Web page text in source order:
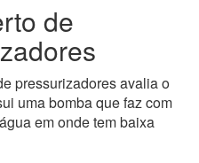
de
pressurizadores avalia o
uma bomba que faz com
em onde tem baixa